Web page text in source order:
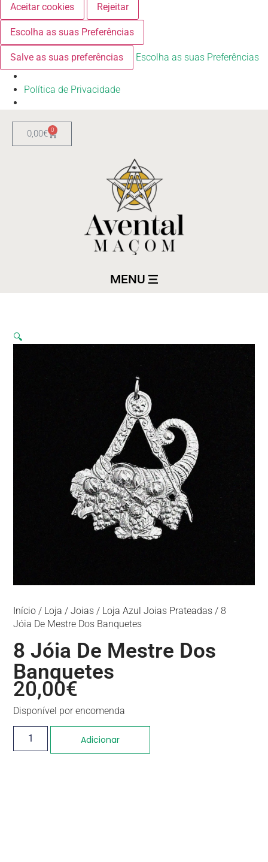
Aceitar cookies
Rejeitar
Escolha as suas Preferências
Salve as suas preferências Escolha as suas Preferências
Política de Privacidade
0,00€ 0
MENU
Início / Loja /Joias / Loja Azul Joias Prateadas / 8
Jóia De Mestre Dos Banquetes
8 Jóia De Mestre Dos
Banquetes
20,00€
Disponível por encomenda
Adicionar
🔍